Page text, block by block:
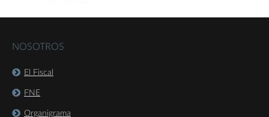
NOSOTROS
El Fiscal
FNE
Organigrama